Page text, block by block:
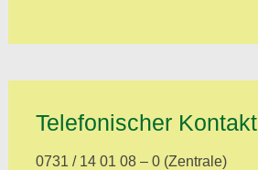
Telefonischer Kontakt
0731 / 14 01 08 – 0 (Zentrale)